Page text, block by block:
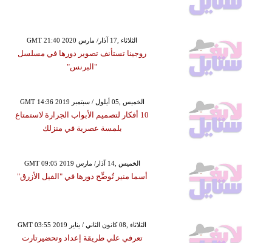
GMT 21:40 2020 الثلاثاء ,17 آذار/ مارس
روجينا تستأنف تصوير دورها في مسلسل
"البرنس"
GMT 14:36 2019 الخميس ,05 أيلول / سبتمبر
10 أفكار لتصميم الأبواب الجرارة لاستمتاع
بلمسة عصرية في منزلك
GMT 09:05 2019 الخميس ,14 آذار/ مارس
أسما منير تُوضِّح دورها في "الفيل الأزرق"
GMT 03:55 2019 الثلاثاء ,08 كانون الثاني / يناير
تعرفي علي طريقة إعداد وتحضيرتارت